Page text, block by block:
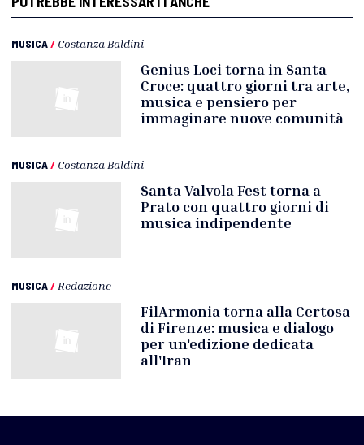
MUSICA/ Costanza Baldini
Genius Loci torna in Santa
Croce: quattro giorni tra arte,
musica e pensiero per
immaginare nuove comunità
MUSICA/ Costanza Baldini
Santa Valvola Fest torna a
Prato con quattro giorni di
musica indipendente
MUSICA/ Redazione
FilArmonia torna alla Certosa
di Firenze: musica e dialogo
per un'edizione dedicata
all'Iran